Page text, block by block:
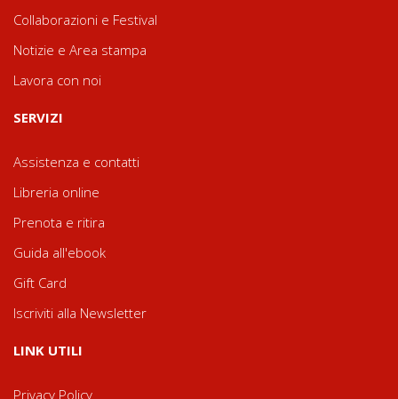
Collaborazioni e Festival
Notizie e Area stampa
Lavora con noi
SERVIZI
Assistenza e contatti
Libreria online
Prenota e ritira
Guida all'ebook
Gift Card
Iscriviti alla Newsletter
LINK UTILI
Privacy Policy